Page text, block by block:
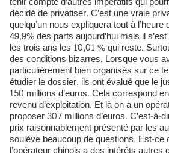
décidé de privatiser. C’est une vraie
quelqu’un nous expliquera tout à l’heure
49,9% des parts aujourd’hui mais il
les trois ans les 10,01 % qui reste.
des conditions bizarres. Lorsque vous
particulièrement bien organisés sur ce
étudier le dossier, ils ont évalué que le
150 millions d’euros. Cela correspond
revenu d’exploitation. Et là on a un
proposer 307 millions d’euros. C’est-à-
prix raisonnablement présenté par les
soulève beaucoup de questions. Est-ce